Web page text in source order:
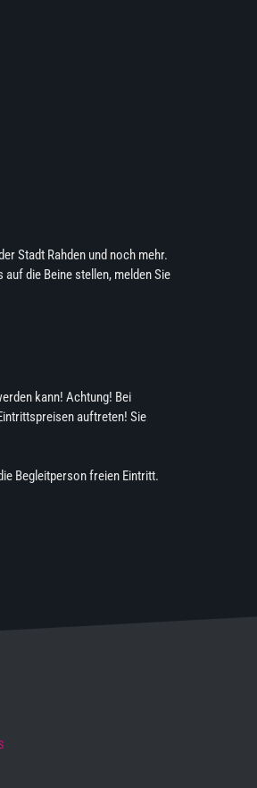
Stadt Rahden und noch mehr.
die Beine stellen, melden Sie
kann! Achtung! Bei
auftreten! Sie
Begleitperson freien Eintritt.